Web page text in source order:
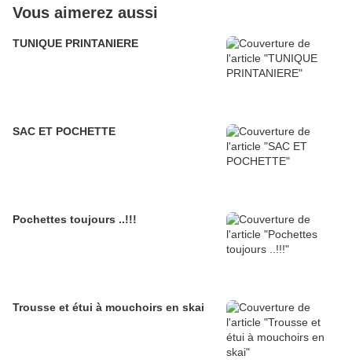
Vous aimerez aussi
TUNIQUE PRINTANIERE
SAC ET POCHETTE
Pochettes toujours ..!!!
Trousse et étui à mouchoirs en skai